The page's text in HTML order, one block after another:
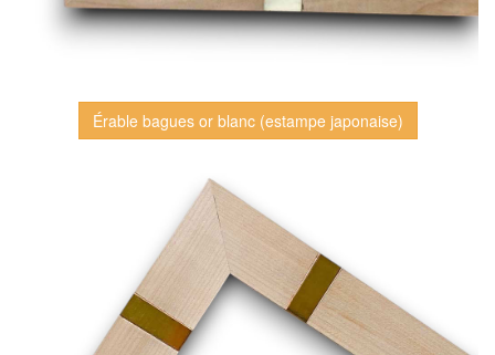
Érable bagues or blanc (estampe japonaise)